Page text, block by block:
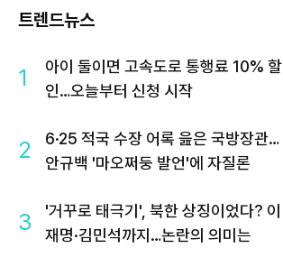
트렌드뉴스
1
아이 둘이면 고속도로 통행료 10% 할
인…오늘부터 신청 시작
2
6·25 적국 수장 어록 읊은 국방장관…
안규백 '마오쩌둥 발언'에 자질론
3
'거꾸로 태극기', 북한 상징이었다? 이
재명·김민석까지…논란의 의미는